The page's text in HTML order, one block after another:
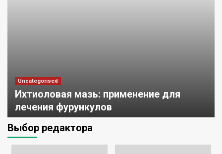
Uncategorised
Ихтиоловая мазь: применение для
лечения фурункулов
Выбор редактора